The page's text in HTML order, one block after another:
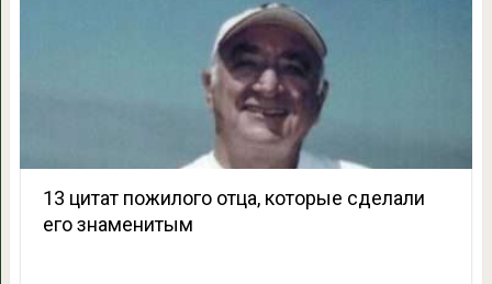
13 цитат пожилого отца, которые сделали
его знаменитым